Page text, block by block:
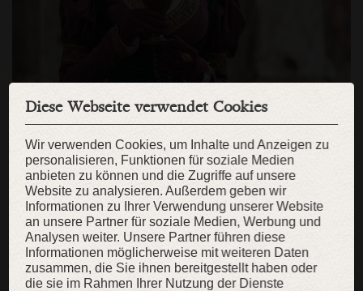
Diese Webseite verwendet Cookies
Wir verwenden Cookies, um Inhalte und Anzeigen zu
personalisieren, Funktionen für soziale Medien
anbieten zu können und die Zugriffe auf unsere
Website zu analysieren. Außerdem geben wir
Informationen zu Ihrer Verwendung unserer Website
an unsere Partner für soziale Medien, Werbung und
Analysen weiter. Unsere Partner führen diese
Informationen möglicherweise mit weiteren Daten
zusammen, die Sie ihnen bereitgestellt haben oder
die sie im Rahmen Ihrer Nutzung der Dienste